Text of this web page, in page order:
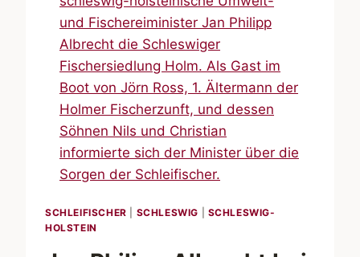
SCHLEIFISCHER SCHLESWIG
SCHLESWIG-
HOLSTEIN